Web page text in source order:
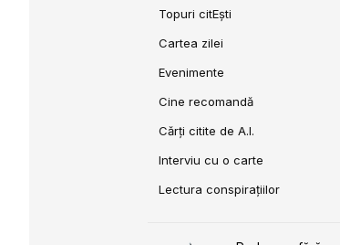
Topuri citEști
Cartea zilei
Evenimente
Cine recomandă
Cărți citite de A.I.
Interviu cu o carte
Lectura conspirațiilor